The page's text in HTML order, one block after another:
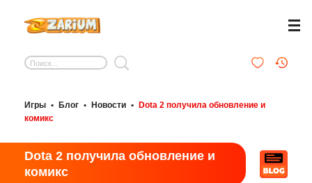
Игры • Блог • Новости •
Dota 2 получила обновление и
комикс
Dota 2 получила обновление и
комикс